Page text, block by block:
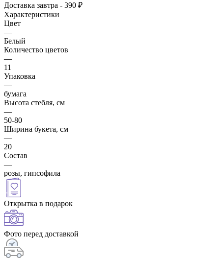
Доставка завтра - 390 ₽
Характеристики
Цвет
—
Белый
Количество цветов
—
11
Упаковка
—
бумага
Высота стебля, см
—
50-80
Ширина букета, см
—
20
Состав
—
розы, гипсофила
Открытка в подарок
Фото перед доставкой